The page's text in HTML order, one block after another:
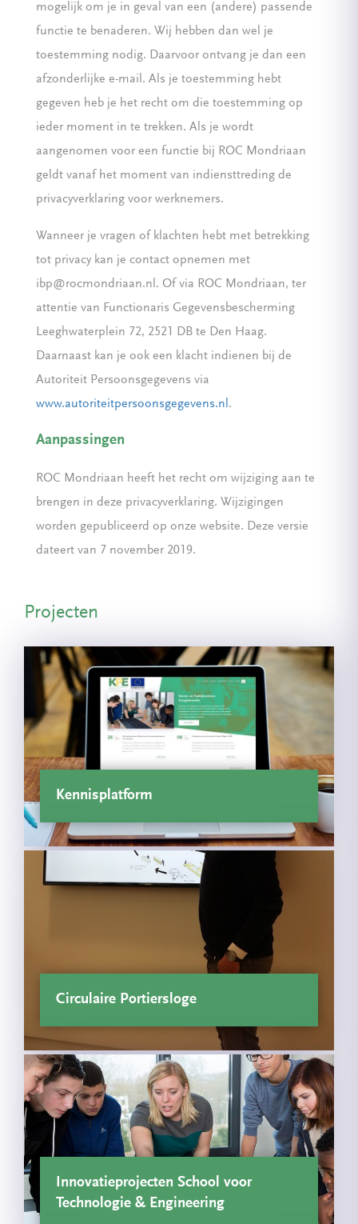
mogelijk om je in geval van een (andere) passende
functie te benaderen. Wij hebben dan wel je
toestemming nodig. Daarvoor ontvang je dan een
afzonderlijke e-mail. Als je toestemming hebt
gegeven heb je het recht om die toestemming op
ieder moment in te trekken. Als je wordt
aangenomen voor een functie bij ROC Mondriaan
geldt vanaf het moment van indiensttreding de
privacyverklaring voor werknemers.
Wanneer je vragen of klachten hebt met betrekking
tot privacy kan je contact opnemen met
ibp@rocmondriaan.nl. Of via ROC Mondriaan, ter
attentie van Functionaris Gegevensbescherming
Leeghwaterplein 72, 2521 DB te Den Haag.
Daarnaast kan je ook een klacht indienen bij de
Autoriteit Persoonsgegevens via
www.autoriteitpersoonsgegevens.nl .
Aanpassingen
ROC Mondriaan heeft het recht om wijziging aan te
brengen in deze privacyverklaring. Wijzigingen
worden gepubliceerd op onze website. Deze versie
dateert van 7 november 2019.
Projecten
Kennisplatform
Circulaire Portiersloge
Innovatieprojecten School voor
Technologie & Engineering